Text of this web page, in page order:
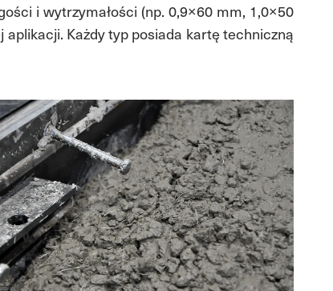
i wytrzymałości (np. 0,9×60 mm, 1,0×50
Każdy typ posiada kartę techniczną